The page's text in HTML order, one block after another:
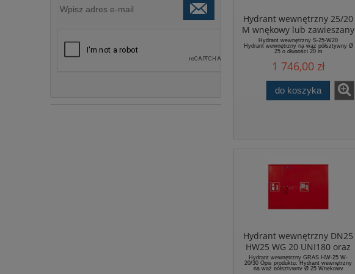
Hydrant wewnętrzny 25/20
M wnękowy lub zawieszany
SUPRON3
Hydrant wewnętrzny S-25-W20
Hydrant wewnętrzny na wąż półsztywny Ø
25 o długości 20 m
1 746,00 zł
do koszyka
Hydrant wewnętrzny DN25
HW25 WG 20 UNI180 oraz
HW25 WG 30 UNI180
zawieszany lub wnękowy z
Hydrant wewnętrzny GRAS HW-25 W-
20/30 Opis produktu: Hydrant wewnętrzny
na wąż półsztywny Ø 25 Wnękowy